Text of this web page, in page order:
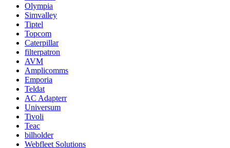
Olympia
Simvalley
Tiptel
Topcom
Caterpillar
filterpatron
AVM
Amplicomms
Emporia
Teldat
AC Adapterr
Universum
Tivoli
Teac
bilholder
Webfleet Solutions